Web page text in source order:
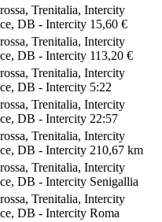
Trenitalia, Intercity
DB - Intercity 15,60 €
Trenitalia, Intercity
DB - Intercity 113,20 €
Trenitalia, Intercity
DB - Intercity 5:22
Trenitalia, Intercity
DB - Intercity 22:57
Trenitalia, Intercity
DB - Intercity 210,67 km
Trenitalia, Intercity
DB - Intercity Senigallia
Trenitalia, Intercity
DB - Intercity Roma